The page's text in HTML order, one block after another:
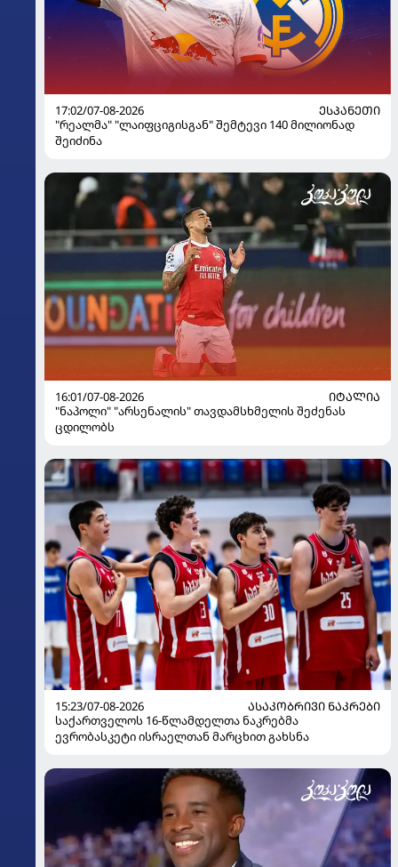
17:02/07-08-2026
ᲔᲡᲞᲐᲜᲔᲗᲘ
"რეალმა" "ლაიფციგისგან" შემტევი 140 მილიონად
შეიძინა
16:01/07-08-2026
ᲘᲢᲐᲚᲘᲐ
"ნაპოლი" "არსენალის" თავდამსხმელის შეძენას
ცდილობს
15:23/07-08-2026
ᲐᲡᲐᲙᲝᲑᲠᲘᲕᲘ ᲜᲐᲙᲠᲔᲑᲘ
საქართველოს 16-წლამდელთა ნაკრებმა
ევრობასკეტი ისრაელთან მარცხით გახსნა